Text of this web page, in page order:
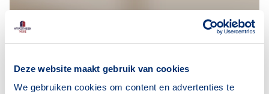
Deze website maakt gebruik van cookies
We gebruiken cookies om content en advertenties te